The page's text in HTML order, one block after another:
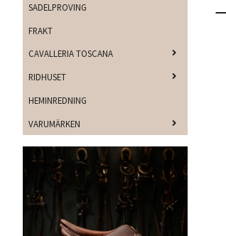
SADELPROVING
FRAKT
CAVALLERIA TOSCANA
RIDHUSET
HEMINREDNING
VARUMÄRKEN